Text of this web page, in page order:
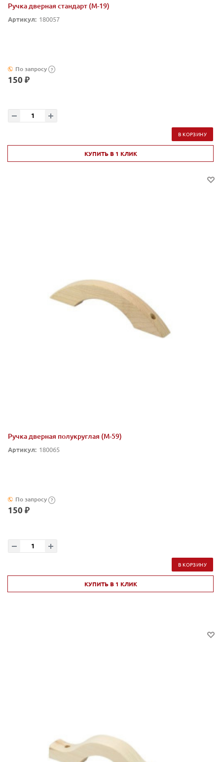
Ручка дверная стандарт (М-19)
Артикул: 180057
По запросу ?
150 ₽
В КОРЗИНУ
КУПИТЬ В 1 КЛИК
Ручка дверная полукруглая (М-59)
Артикул: 180065
По запросу ?
150 ₽
В КОРЗИНУ
КУПИТЬ В 1 КЛИК